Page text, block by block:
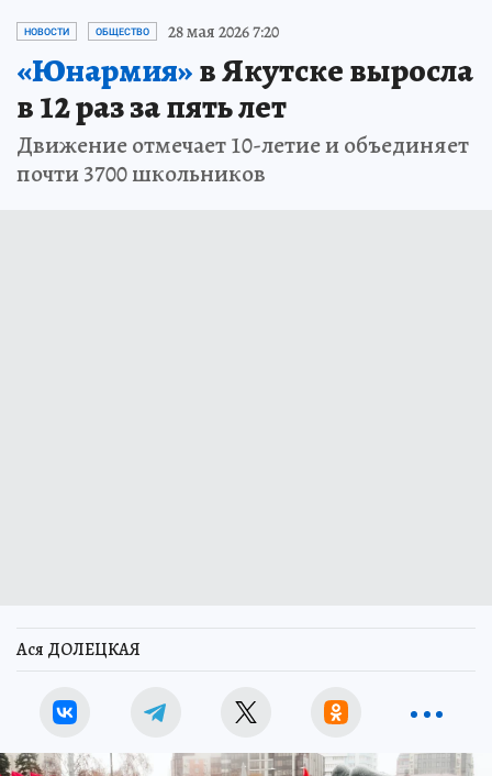
НОВОСТИ ОБЩЕСТВО 28 мая 2026 7:20
«Юнармия»в Якутске выросла
в 12 раз за пять лет
Движение отмечает 10-летие и объединяет
почти 3700 школьников
Ася ДОЛЕЦКАЯ